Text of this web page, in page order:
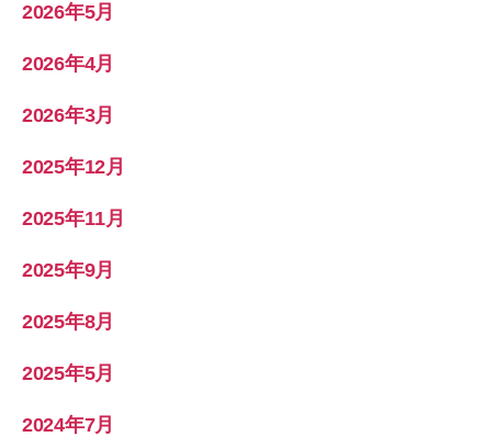
2026年5月
2026年4月
2026年3月
2025年12月
2025年11月
2025年9月
2025年8月
2025年5月
2024年7月